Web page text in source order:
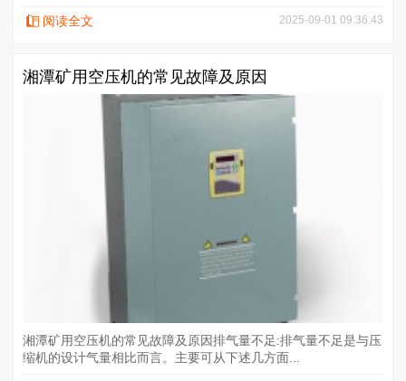
阅读全文 2025-09-01 09:36:43
湘潭矿用空压机的常见故障及原因
湘潭矿用空压机的常见故障及原因排气量不足:排气量不足是与压
缩机的设计气量相比而言。主要可从下述几方面...